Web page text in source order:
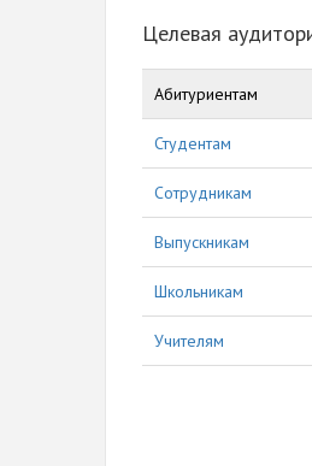
Целевая
Абитуриентам
Студентам
Сотрудникам
Выпускникам
Школьникам
Учителям